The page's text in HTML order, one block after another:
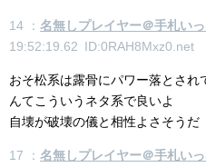
14 ： 名無しプレイヤー＠手札い
19:52:19.62 ID:0RAH8Mxz0.net
おそ松系は露骨にパワー落とさ
んてこういうネタ系で良いよ
自壊が破壊の儀と相性よさそうだ
17 ： 名無しプレイヤー＠手札い